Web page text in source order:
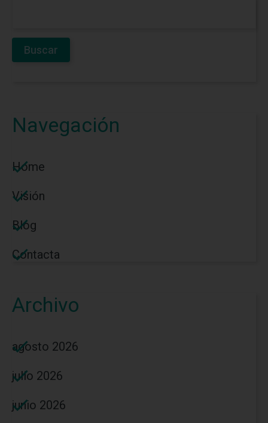
Navegación
Home
Visión
Blog
Contacta
Archivo
agosto 2026
julio 2026
junio 2026